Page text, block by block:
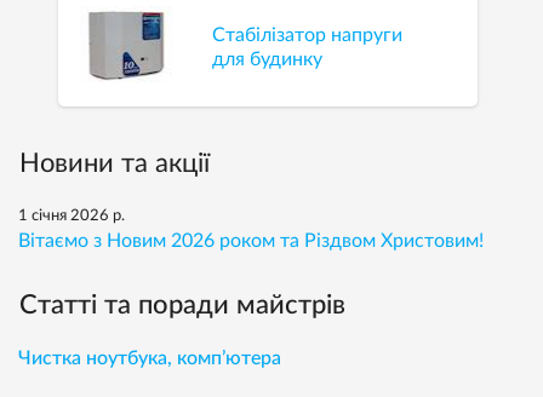
Стабілізатор напруги
для будинку
Новини та акції
1 січня 2026 р.
Вітаємо з Новим 2026 роком та Різдвом Христовим!
Статті та поради майстрів
Чистка ноутбука, комп’ютера